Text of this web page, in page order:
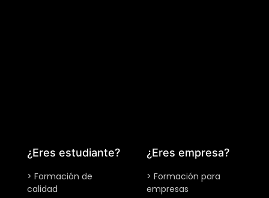
¿Eres estudiante?
> Formación de
calidad
¿Eres empresa?
> Formación para
empresas